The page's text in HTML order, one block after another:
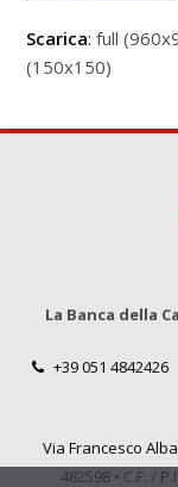
Scarica:full
(150x150)
La Banca della
+39 051 4842426
Via Francesco
482598 • C.F. /